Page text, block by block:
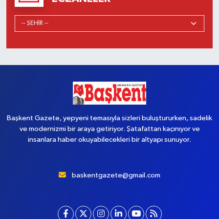
Başkent Gazete, yepyeni temasıyla sizleri buluştururken, sadelik
ve modernizmi bir araya getiriyor. Şatafattan kaçınıyor ve
insanlara haber okuyabilecekleri bir altyapı sunuyor.
baskentgazete@gmail.com